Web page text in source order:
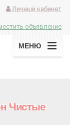
Личный кабинет
объявление
МЕНЮ
Чистые